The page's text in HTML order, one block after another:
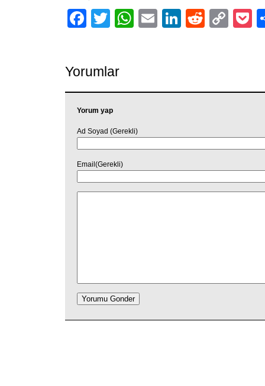
Facebook
TwitterWhatsApp
EmailLinkedIn
Reddit
Yorumlar
Yorum yap
Ad Soyad (Gerekli)
Email(Gerekli)